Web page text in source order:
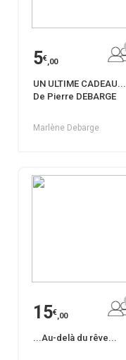
5€,00
UN ULTIME CADEAU...
De Pierre DEBARGE
Marlène Debarge
15€,00
...Au-delà du rêve...